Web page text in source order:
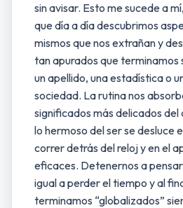
sin avisar. Esto me sucede a
que día a día descubrimos
mismos que nos extrañan y
tan apurados que terminamos
un apellido, una estadística o
sociedad. La rutina nos
significados más delicados del
lo hermoso del ser se desluce
correr detrás del reloj y en el
eficaces. Detenernos a
igual a perder el tiempo y al
terminamos “globalizados”